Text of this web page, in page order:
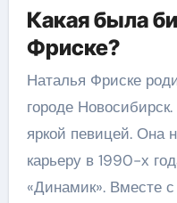
Какая была
Фриске?
Наталья Фриске
городе
яркой певицей. Она
карьеру в 1990-х
«Динамик». Вместе